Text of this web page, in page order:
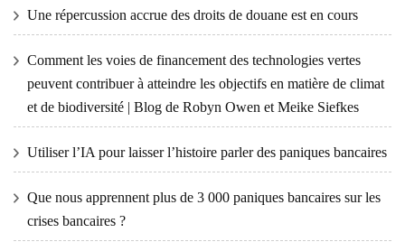
Une répercussion accrue des droits de douane est en cours
Comment les voies de financement des technologies vertes
peuvent contribuer à atteindre les objectifs en matière de climat
et de biodiversité | Blog de Robyn Owen et Meike Siefkes
Utiliser l’IA pour laisser l’histoire parler des paniques bancaires
Que nous apprennent plus de 3 000 paniques bancaires sur les
crises bancaires ?